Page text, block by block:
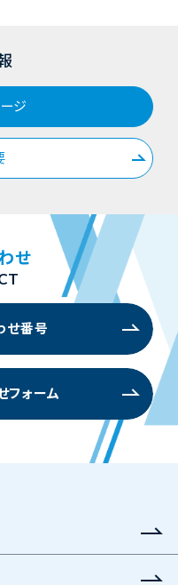
ジ
せ
せ番号
フォーム